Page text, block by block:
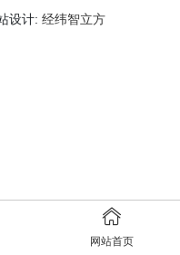
设计: 经纬智立方
网站首页